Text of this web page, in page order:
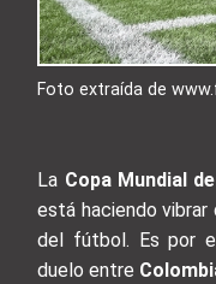
Foto extraída de
La Copa Mundial
está haciendo
del fútbol. Es por
duelo entre